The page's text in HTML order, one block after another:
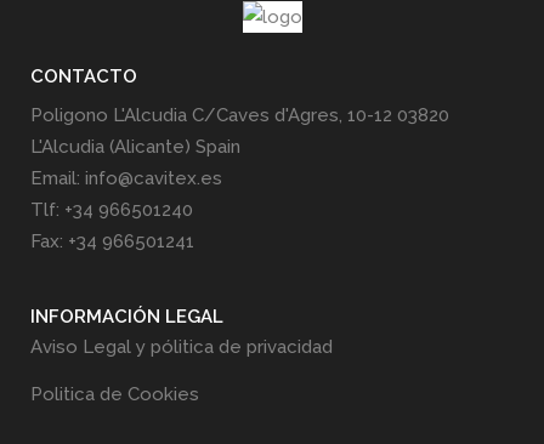
CONTACTO
Poligono L'Alcudia C/Caves d'Agres, 10-12 03820
L'Alcudia (Alicante) Spain
Email: info@cavitex.es
Tlf: +34 966501240
Fax: +34 966501241
INFORMACIÓN LEGAL
Aviso Legal y pólitica de privacidad
Politica de Cookies